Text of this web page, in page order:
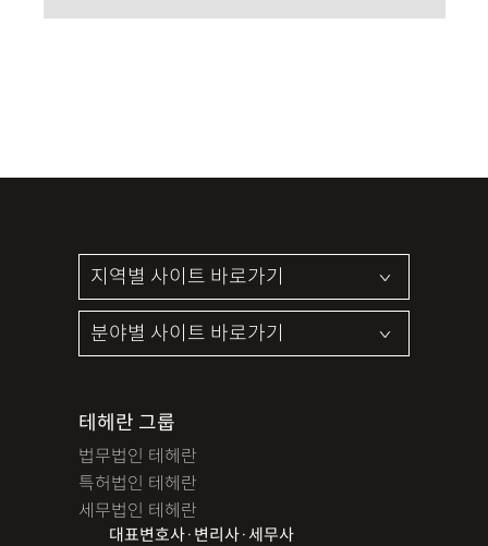
테헤란 그룹
법무법인 테헤란
특허법인 테헤란
세무법인 테헤란
대표변호사·변리사·세무사